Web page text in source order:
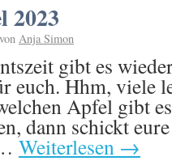
2023
von Anja Simon
gibt es
euch. Hhm, viele
Apfel gibt
dann schickt
…Weiterlesen →